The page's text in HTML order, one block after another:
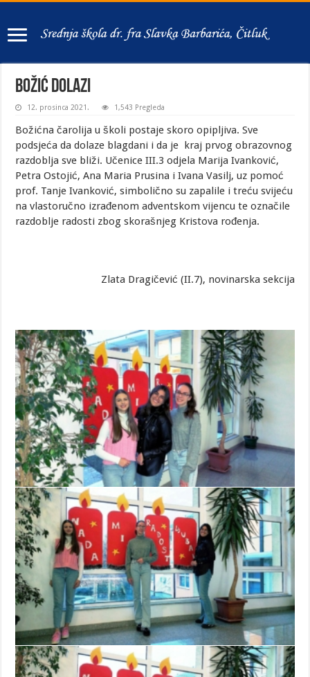
Božić dolazi
12. prosinca 2021. 1,543 Pregleda
Božićna čarolija u školi postaje skoro opipljiva. Sve
podsjeća da dolaze blagdani i da je kraj prvog obrazovnog
razdoblja sve bliži. Učenice III.3 odjela Marija Ivanković,
Petra Ostojić, Ana Maria Prusina i Ivana Vasilj, uz pomoć
prof. Tanje Ivanković, simbolično su zapalile i treću svijeću
na vlastoručno izrađenom adventskom vijencu te označile
razdoblje radosti zbog skorašnjeg Kristova rođenja.
Zlata Dragičević (II.7), novinarska sekcija